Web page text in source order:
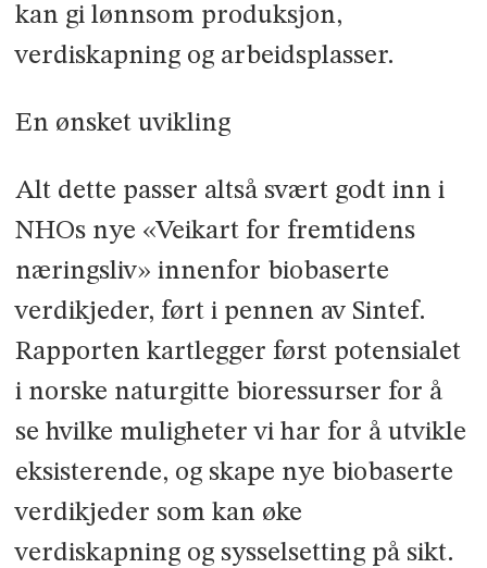
kan gi lønnsom produksjon,
verdiskapning og arbeidsplasser.
En ønsket uvikling
Alt dette passer altså svært godt inn i
NHOs nye «Veikart for fremtidens
næringsliv» innenfor biobaserte
verdikjeder, ført i pennen av Sintef.
Rapporten kartlegger først potensialet
i norske naturgitte bioressurser for å
se hvilke muligheter vi har for å utvikle
eksisterende, og skape nye biobaserte
verdikjeder som kan øke
verdiskapning og sysselsetting på sikt.